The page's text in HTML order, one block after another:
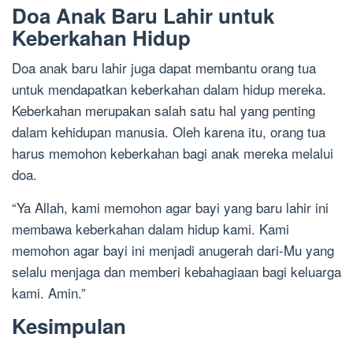
Doa Anak Baru Lahir untuk
Keberkahan Hidup
Doa anak baru lahir juga dapat membantu orang tua
untuk mendapatkan keberkahan dalam hidup mereka.
Keberkahan merupakan salah satu hal yang penting
dalam kehidupan manusia. Oleh karena itu, orang tua
harus memohon keberkahan bagi anak mereka melalui
doa.
“Ya Allah, kami memohon agar bayi yang baru lahir ini
membawa keberkahan dalam hidup kami. Kami
memohon agar bayi ini menjadi anugerah dari-Mu yang
selalu menjaga dan memberi kebahagiaan bagi keluarga
kami. Amin.”
Kesimpulan